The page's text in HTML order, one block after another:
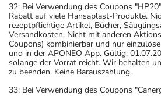
32: Bei Verwendung des Coupons
Rabatt auf viele Hansaplast-Produkte.
rezeptpflichtige Artikel, Bücher,
Versandkosten. Nicht mit anderen
Coupons) kombinierbar und nur
und in der APONEO App. Gültig:
solange der Vorrat reicht. Wir behalten
zu beenden. Keine Barauszahlung.
33: Bei Verwendung des Coupons